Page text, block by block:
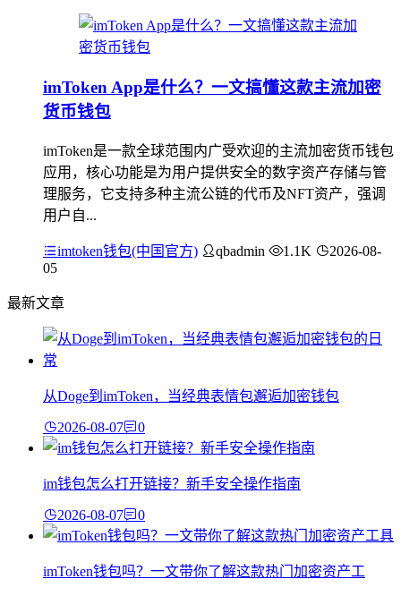
imToken App是什么？一文搞懂这款主流加密
货币钱包
imToken是一款全球范围内广受欢迎的主流加密货币钱包
应用，核心功能是为用户提供安全的数字资产存储与管
理服务，它支持多种主流公链的代币及NFT资产，强调
用户自...
imtoken钱包(中国官方) qbadmin 1.1K
2026-08-
05
最新文章
从Doge到imToken，当经典表情包邂逅加密钱包
2026-08-07 0
im钱包怎么打开链接？新手安全操作指南
2026-08-07 0
imToken钱包吗？一文带你了解这款热门加密资产工